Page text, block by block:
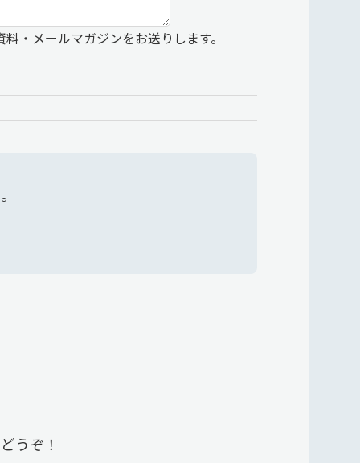
・メールマガジンをお送りします。
うぞ！